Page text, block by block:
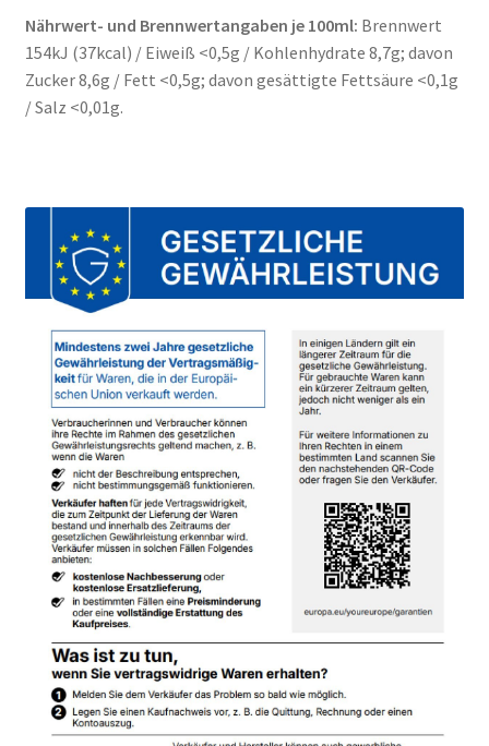
Nährwert- und Brennwertangaben je 100ml: Brennwert
154kJ (37kcal) / Eiweiß <0,5g / Kohlenhydrate 8,7g; davon
Zucker 8,6g / Fett <0,5g; davon gesättigte Fettsäure <0,1g
/ Salz <0,01g.